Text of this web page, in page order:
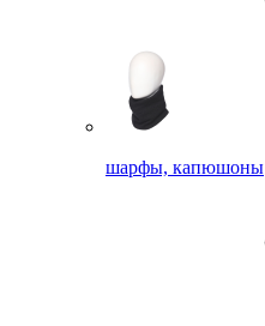
шарфы, капюшоны